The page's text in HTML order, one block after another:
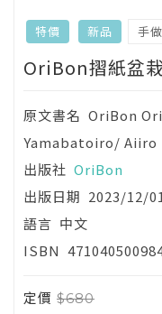
特價 新品 手做
OriBon摺紙盆
原文書名 OriBon
Yamabatoiro/ Aiiro
出版社 OriBon
出版日期 2023/12/
語言 中文
ISBN
定價 $680